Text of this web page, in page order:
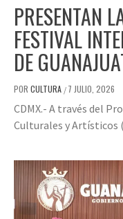
PRESENTAN
FESTIVAL
DE
POR CULTURA / 7 JULIO, 2026
CDMX.- A través del
Culturales y Artísticos